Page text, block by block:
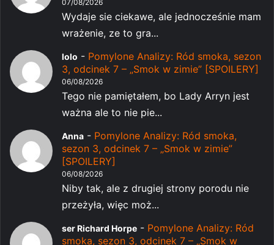
07/08/2026
Wydaje sie ciekawe, ale jednocześnie mam
wrażenie, ze to gra...
lolo - Pomylone Analizy: Ród smoka, sezon
3, odcinek 7 – „Smok w zimie” [SPOILERY]
06/08/2026
Tego nie pamiętałem, bo Lady Arryn jest
ważna ale to nie pie...
Anna - Pomylone Analizy: Ród smoka,
sezon 3, odcinek 7 – „Smok w zimie”
[SPOILERY]
06/08/2026
Niby tak, ale z drugiej strony porodu nie
przeżyła, więc moż...
ser Richard Horpe - Pomylone Analizy: Ród
smoka, sezon 3, odcinek 7 – „Smok w